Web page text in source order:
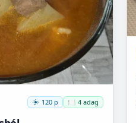
120 p 🍽️ 4 adag